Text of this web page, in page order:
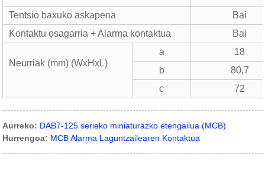
Tentsio baxuko askapena
Bai
Kontaktu osagarria + Alarma kontaktua
Bai
Neurriak (mm) (WxHxL)
a
18
b
80,7
c
72
Aurreko: DAB7-125 serieko miniaturazko etengailua (MCB)
Hurrengoa: MCB Alarma Laguntzailearen Kontaktua